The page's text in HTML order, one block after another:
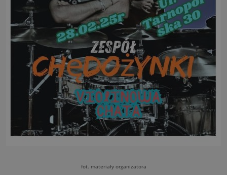
fot. materiały organizatora